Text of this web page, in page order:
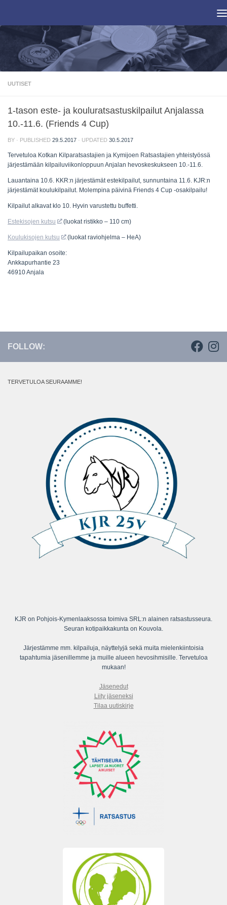
UUTISET
1-tason este- ja kouluratsastuskilpailut Anjalassa
10.-11.6. (Friends 4 Cup)
BY · PUBLISHED 29.5.2017 · UPDATED 30.5.2017
Tervetuloa Kotkan Kilparatsastajien ja Kymijoen Ratsastajien yhteistyössä
järjestämään kilpailuviikonloppuun Anjalan hevoskeskukseen 10.-11.6.
Lauantaina 10.6. KKR:n järjestämät estekilpailut, sunnuntaina 11.6. KJR:n
järjestämät koulukilpailut. Molempina päivinä Friends 4 Cup -osakilpailu!
Kilpailut alkavat klo 10. Hyvin varustettu buffetti.
Estekisojen kutsu (luokat ristikko – 110 cm)
Koulukisojen kutsu (luokat raviohjelma – HeA)
Kilpailupaikan osoite:
Ankkapurhantie 23
46910 Anjala
FOLLOW:
TERVETULOA SEURAAMME!
KJR on Pohjois-Kymenlaaksossa toimiva SRL:n alainen ratsastusseura.
Seuran kotipaikkakunta on Kouvola.
Järjestämme mm. kilpailuja, näyttelyjä sekä muita mielenkiintoisia
tapahtumia jäsenillemme ja muille alueen hevosihmisille. Tervetuloa
mukaan!
Jäsenedut
Liity jäseneksi
Tilaa uutiskirje